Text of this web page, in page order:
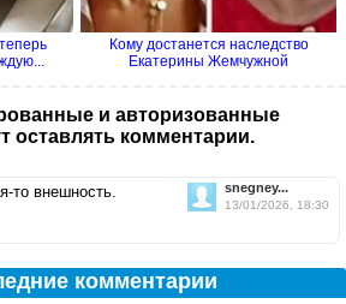
Кому достанется наследство
Екатерины Жемчужной
и авторизованные
оставлять комментарии.
snegney...
13/01/2026, 18:30
то внешность.
комментарии